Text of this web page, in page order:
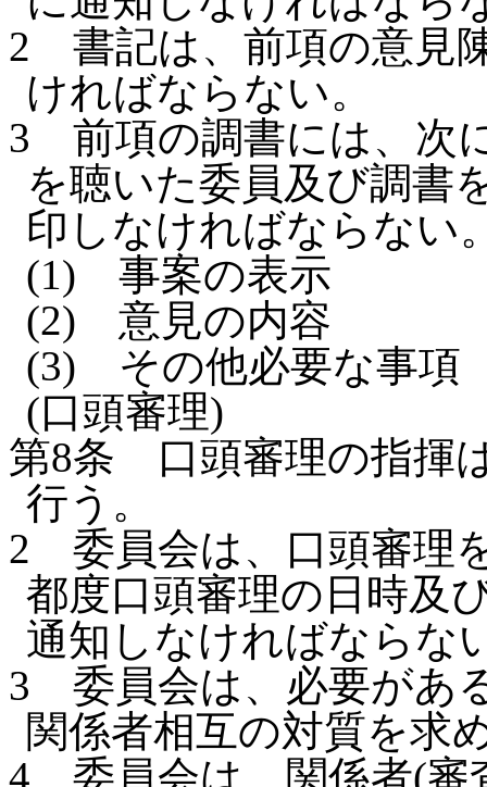
2 書記は、前項の意見
ければならない。
3 前項の調書には、次
を聴いた委員及び調書
印しなければならない
(1) 事案の表示
(2) 意見の内容
(3) その他必要な事項
(口頭審理)
第8条 口頭審理の指揮
行う。
2 委員会は、口頭審理
都度口頭審理の日時及
通知しなければならな
3 委員会は、必要があ
関係者相互の対質を求
4 委員会は、関係者(